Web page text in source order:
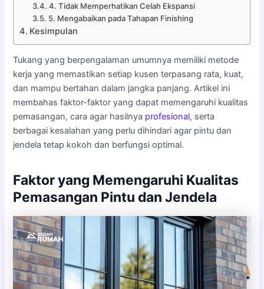
4. Tidak Memperhatikan Celah Ekspansi
5. Mengabaikan pada Tahapan Finishing
Kesimpulan
Tukang yang berpengalaman umumnya memiliki metode
kerja yang memastikan setiap kusen terpasang rata, kuat,
dan mampu bertahan dalam jangka panjang. Artikel ini
membahas faktor-faktor yang dapat memengaruhi kualitas
pemasangan, cara agar hasilnya profesional, serta
berbagai kesalahan yang perlu dihindari agar pintu dan
jendela tetap kokoh dan berfungsi optimal.
Faktor yang Memengaruhi Kualitas
Pemasangan Pintu dan Jendela